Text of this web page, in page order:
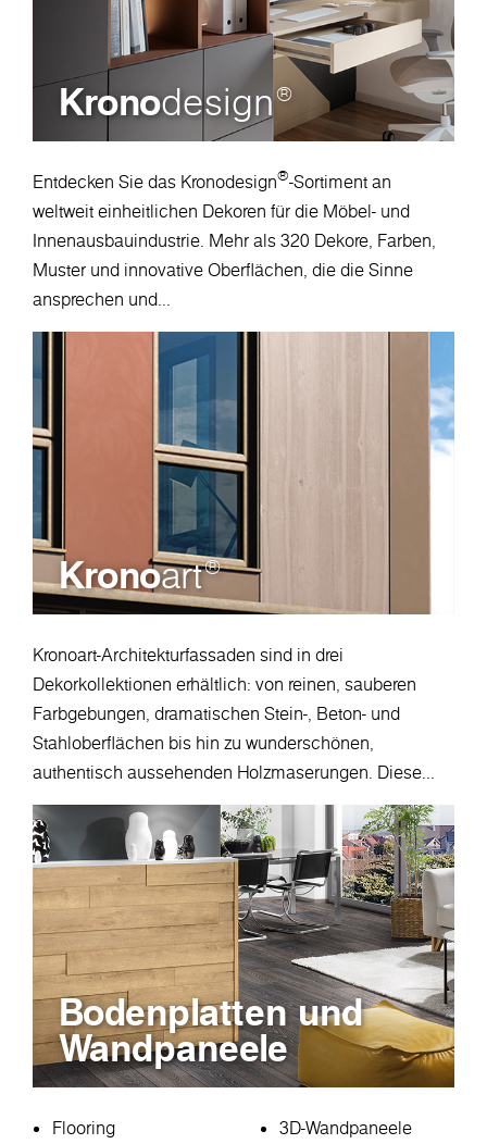
Kronodesign®
Entdecken Sie das Kronodesign®-Sortiment an
weltweit einheitlichen Dekoren für die Möbel- und
Innenausbauindustrie. Mehr als 320 Dekore, Farben,
Muster und innovative Oberflächen, die die Sinne
ansprechen und...
Kronoart®
Kronoart-Architekturfassaden sind in drei
Dekorkollektionen erhältlich: von reinen, sauberen
Farbgebungen, dramatischen Stein-, Beton- und
Stahloberflächen bis hin zu wunderschönen,
authentisch aussehenden Holzmaserungen. Diese...
Bodenplatten und
Wandpaneele
Flooring
3D-Wandpaneele